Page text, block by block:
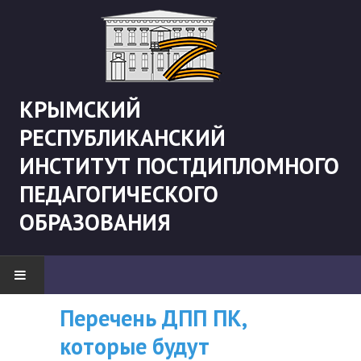
КРЫМСКИЙ
РЕСПУБЛИКАНСКИЙ
ИНСТИТУТ ПОСТДИПЛОМНОГО
ПЕДАГОГИЧЕСКОГО
ОБРАЗОВАНИЯ
НОВОСТИ
"Боевая" русистика
ВНИМАНИЮ
СЛУШАТЕЛЕЙ, У
Перечень ДПП ПК,
которые будут